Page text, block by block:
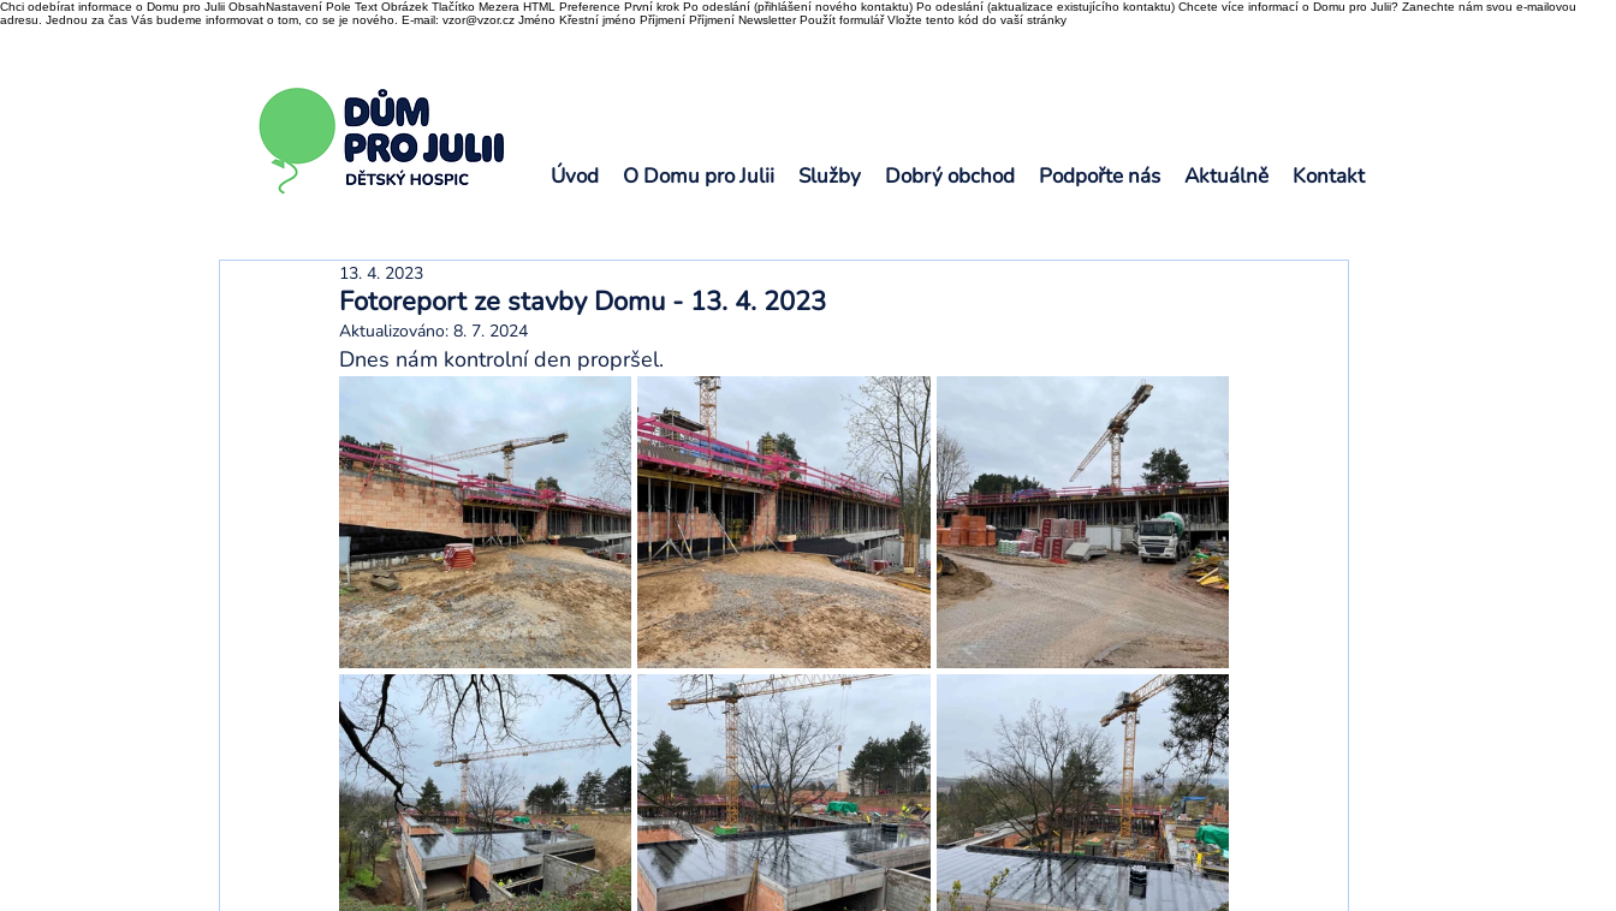
Chci odebírat informace o Domu pro Julii ObsahNastavení Pole Text Obrázek Tlačítko Mezera HTML Preference První krok Po odeslání (přihlášení nového kontaktu) Po odeslání (aktualizace existujícího kontaktu) Chcete více informací o Domu pro Julii? Zanechte nám svou e-mailovou
adresu. Jednou za čas Vás budeme informovat o tom, co se je nového. E-mail: vzor@vzor.cz Jméno Křestní jméno Příjmení Příjmení Newsletter Použít formulář Vložte tento kód do vaší stránky
Úvod O Domu pro Julii Služby Dobrý obchod Podpořte nás Aktuálně Kontakt
Fotoreport ze stavby Domu - 13. 4. 2023
13. 4. 2023
Aktualizováno: 8. 7. 2024
Dnes nám kontrolní den propršel.